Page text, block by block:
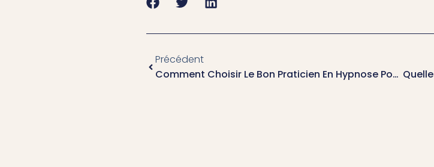
Précédent
Comment Choisir Le Bon Praticien En Hypnose Pour S’endormir À Bron ?